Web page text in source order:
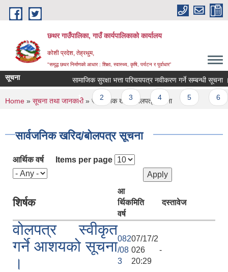
Skip to main content
छथर गाउँपालिका, गाउँ कार्यपालिकाको कार्यालय
कोशी प्रदेश, तेह्रथुम,
"समृद्ध छथर निर्माणको आधार : शिक्षा, स्वास्थ्य, कृषि, पर्यटन र पुर्वाधार”
सूचना सामाजिक सुरक्षा भत्ता परिचयपत्र नवीकरण गर्ने सम्बन्धी सूचना ।
Pages
1 2 3 4
You are here
Home » सूचना तथा जानकारी» सार्वजनिक खरिद/बोलपत्र सूचना
सार्वजनिक खरिद/बोलपत्र सूचना
आर्थिक वर्ष Items per page
शिर्षक
आ
र्थिक
वर्ष
मिति दस्तावेज
वोलपत्र स्वीकृत
गर्ने आशयको सूचना
।
082
/08
3
07/17/2
026 -
20:29